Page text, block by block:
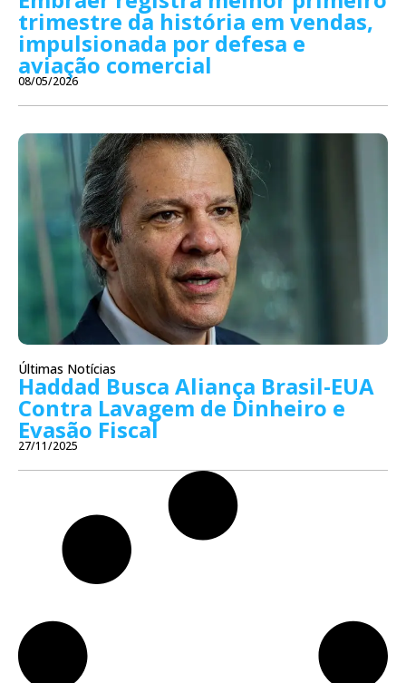
trimestre da história em vendas,
impulsionada por defesa e
aviação comercial
08/05/2026
Últimas Notícias
Haddad Busca Aliança Brasil-EUA
Contra Lavagem de Dinheiro e
Evasão Fiscal
27/11/2025